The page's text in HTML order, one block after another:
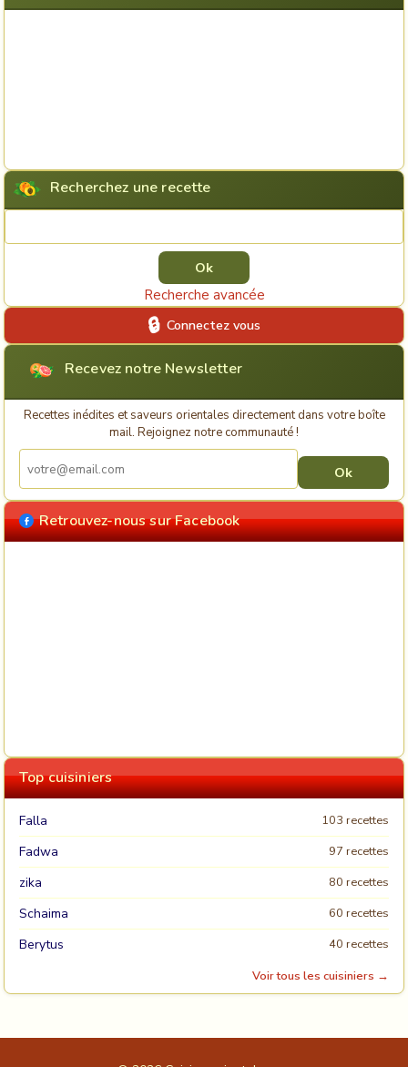
Recherchez une recette
Recherche avancée
Connectez vous
Recevez notre Newsletter
Recettes inédites et saveurs orientales directement dans votre boîte
mail. Rejoignez notre communauté !
Retrouvez-nous sur Facebook
Top cuisiniers
Falla 103 recettes
Fadwa 97 recettes
zika 80 recettes
Schaima 60 recettes
Berytus
40 recettes
Voir tous les cuisiniers →